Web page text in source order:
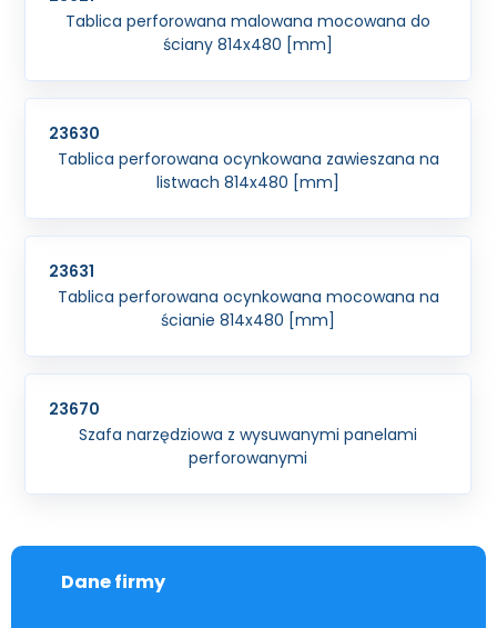
Tablica perforowana malowana mocowana do
ściany 814x480 [mm]
23630
Tablica perforowana ocynkowana zawieszana na
listwach 814x480 [mm]
23631
Tablica perforowana ocynkowana mocowana na
ścianie 814x480 [mm]
23670
Szafa narzędziowa z wysuwanymi panelami
perforowanymi
Dane firmy